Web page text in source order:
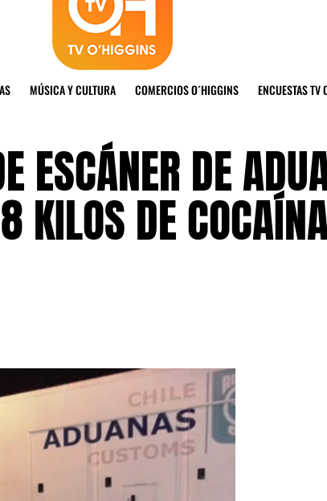
MÚSICA Y CULTURA COMERCIOS O´HIGGINS ENCUESTAS TV
ESCÁNER DE
KILOS DE